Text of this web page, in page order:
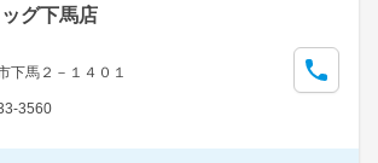
グ下馬店
下馬２－１４０１
3560